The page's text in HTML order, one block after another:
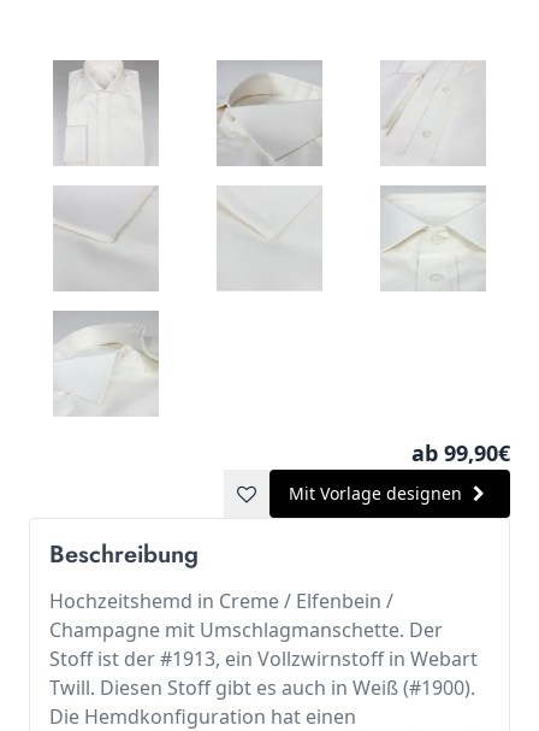
ab 99,90€
Mit Vorlage designen
Beschreibung
Hochzeitshemd in Creme / Elfenbein /
Champagne mit Umschlagmanschette. Der
Stoff ist der #1913, ein Vollzwirnstoff in Webart
Twill. Diesen Stoff gibt es auch in Weiß (#1900).
Die Hemdkonfiguration hat einen